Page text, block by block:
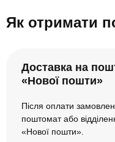
Як отримати
Доставка на
«Нової пошти»
Після оплати
поштомат або
«Нової пошти».